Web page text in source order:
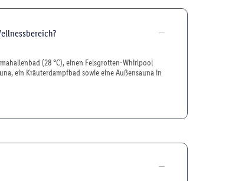
(28 °C), einen Felsgrotten-Whirlpool
ein Kräuterdampfbad sowie eine Außensauna in